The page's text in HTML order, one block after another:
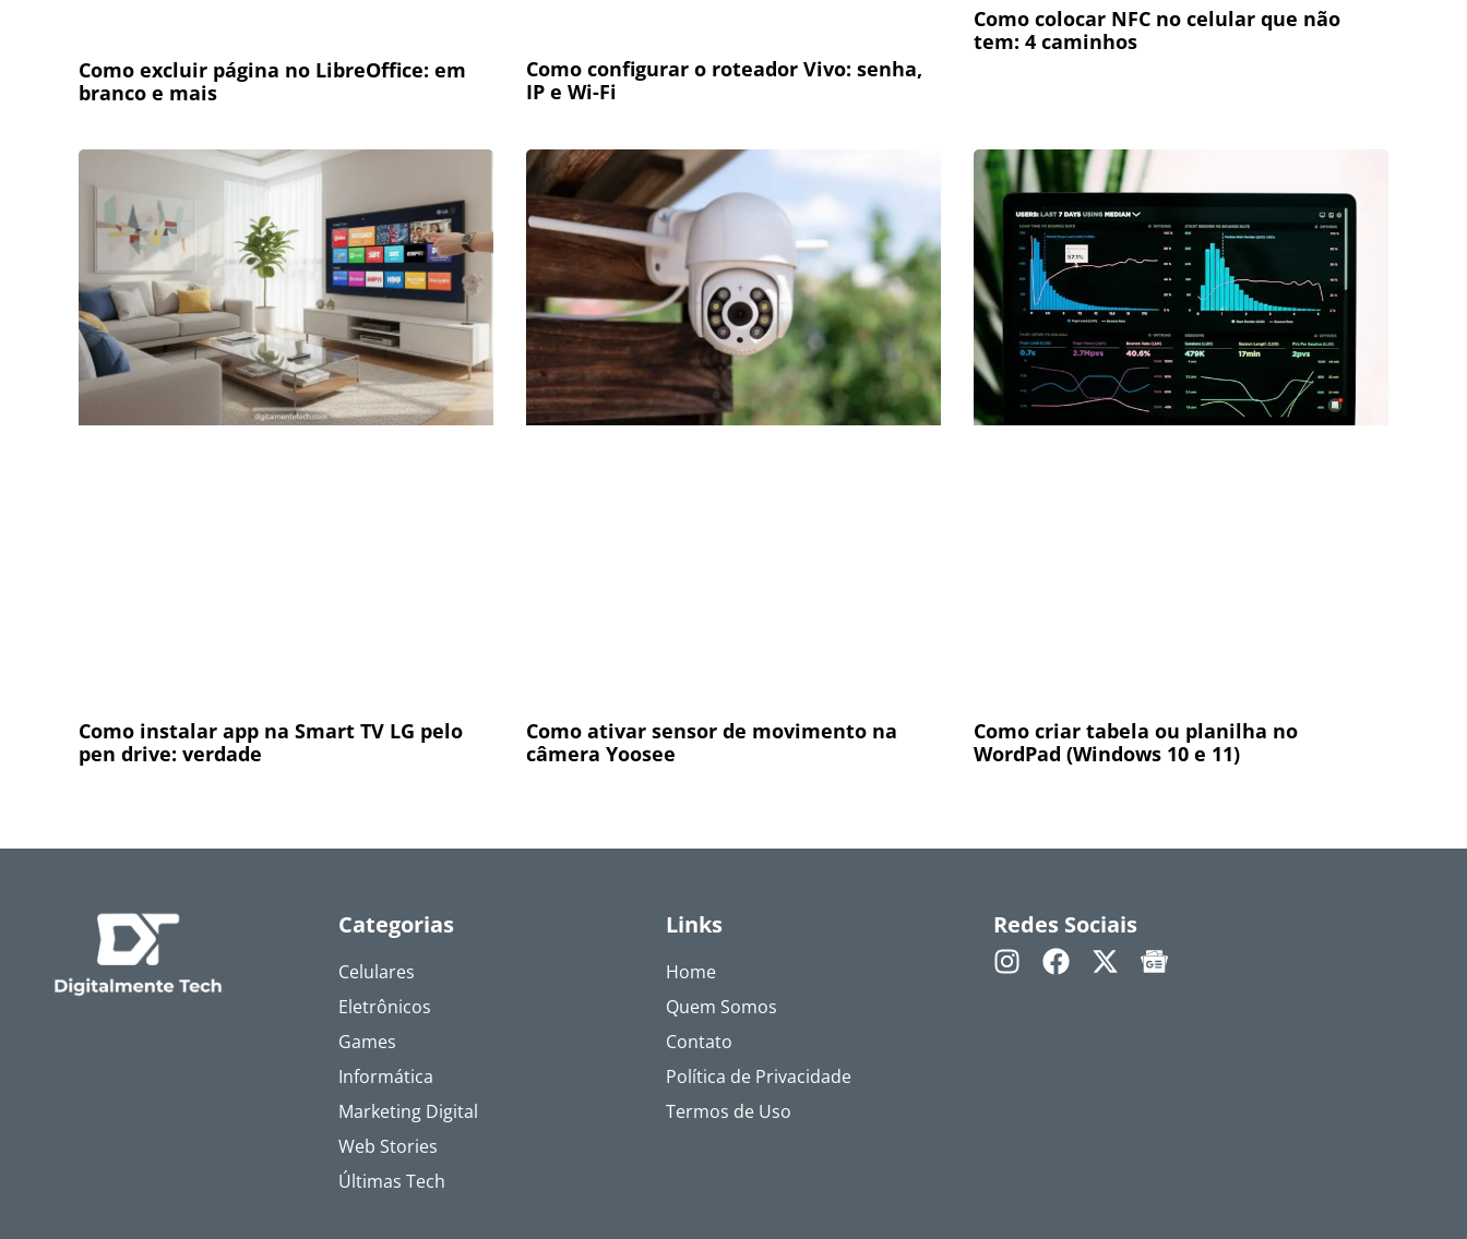
Como excluir página no LibreOffice: em
branco e mais
Como configurar o roteador Vivo: senha,
IP e Wi-Fi
Como colocar NFC no celular que não
tem: 4 caminhos
Como instalar app na Smart TV LG pelo
pen drive: verdade
Como ativar sensor de movimento na
câmera Yoosee
Como criar tabela ou planilha no
WordPad (Windows 10 e 11)
Categorias
Celulares
Eletrônicos
Games
Informática
Marketing Digital
Web Stories
Últimas Tech
Links
Home
Quem Somos
Contato
Política de Privacidade
Termos de Uso
Redes Sociais